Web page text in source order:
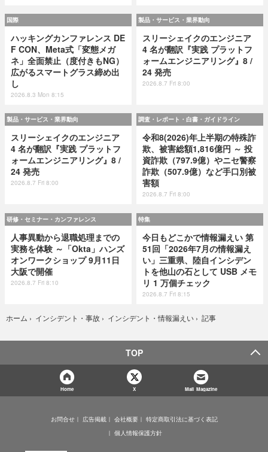
国際
ハッキングカンファレンス DE
F CON、Meta式「変態メガ
ネ」全面禁止（度付きもNG）
広がるスマートグラス締め出
し
2026.8.3 Mon 8:15
製品・サービス・業界動向
スリーシェイクのエンジニア
4 名が翻訳『実践 プラットフ
ォームエンジニアリング』8 /
24 発売
2026.8.7 Fri 8:00
製品・サービス・業界動向
スリーシェイクのエンジニア
4 名が翻訳『実践 プラットフ
ォームエンジニアリング』8 /
24 発売
2026.8.7 Fri 8:00
調査・レポート・白書・ガイドライン
令和8(2026)年上半期の特殊詐
欺、被害総額1,816億円 ～ 投
資詐欺（797.9億）やニセ警察
詐欺（507.9億）など手口別被
害額
2026.8.7 Fri 8:00
研修・セミナー・カンファレンス
人事異動から退職処理までの
実務を体験 ～「Okta」ハンズ
オンワークショップ 9月11日
大阪で開催
2026.8.7 Fri 8:10
特集
今日もどこかで情報漏えい 第
51回「2026年7月の情報漏え
い」三重県、陸自インシデン
トを他山の石として USB メモ
リ 1 万個チェック
2026.8.7 Fri 8:15
ホーム › インシデント・事故 › インシデント・情報漏えい › 記事
TOP
Home X Mail Magazine
お問合せ 広告掲載 会社概要
特定商取引法に基づく表記
個人情報保護方針